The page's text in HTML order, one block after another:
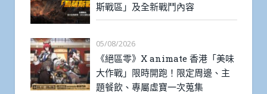
斯戰區」及全新戰鬥內容
05/08/2026
《絕區零》X animate 香港「美味
大作戰」限時開跑！限定周邊、主
題餐飲、專屬虛寶一次蒐集